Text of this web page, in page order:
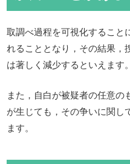
取調べ過程を可視化すること
れることとなり，その結果，
は著しく減少するといえます。
また，自白が被疑者の任意
が生じても，その争いに関し
ます。